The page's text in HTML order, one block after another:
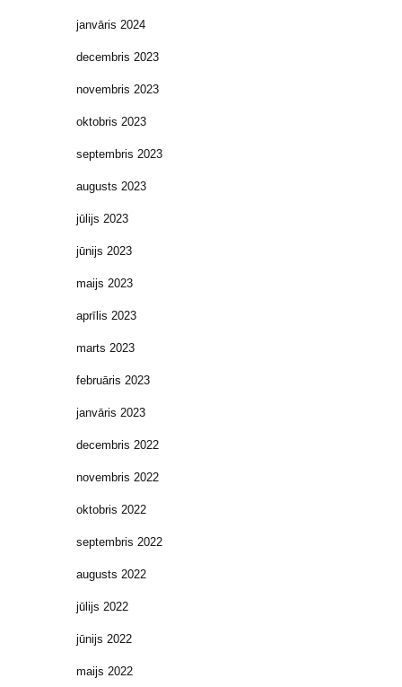
janvāris 2024
decembris 2023
novembris 2023
oktobris 2023
septembris 2023
augusts 2023
jūlijs 2023
jūnijs 2023
maijs 2023
aprīlis 2023
marts 2023
februāris 2023
janvāris 2023
decembris 2022
novembris 2022
oktobris 2022
septembris 2022
augusts 2022
jūlijs 2022
jūnijs 2022
maijs 2022